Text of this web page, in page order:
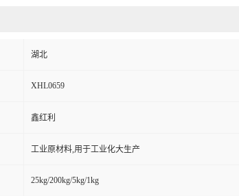
湖北
XHL0659
鑫红利
工业原材料,用于工业化大生产
25kg/200kg/5kg/1kg